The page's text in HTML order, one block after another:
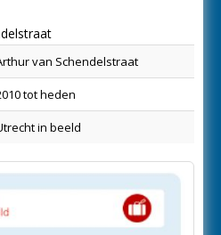
van Schendelstraat
tot heden
in beeld